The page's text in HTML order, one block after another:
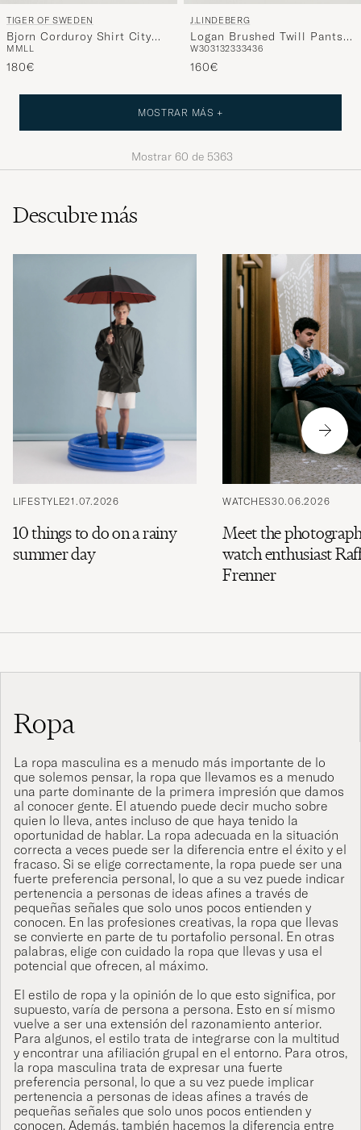
TIGER OF SWEDEN
Bjorn Corduroy Shirt City
Green
M MLL
180€
J.LINDEBERG
Logan Brushed Twill Pants
JL Navy
W303132333436
160€
MOSTRAR MÁS +
Mostrar 60 de 5363
Descubre más
LIFESTYLE21.07.2026
10 things to do on a rainy
summer day
WATCHES30.06.2026
Meet the
watch enthusiast
Frenner
Ropa
La ropa masculina es a menudo más importante de lo
que solemos pensar, la ropa que llevamos es a menudo
una parte dominante de la primera impresión que damos
al conocer gente. El atuendo puede decir mucho sobre
quien lo lleva, antes incluso de que haya tenido la
oportunidad de hablar. La ropa adecuada en la situación
correcta a veces puede ser la diferencia entre el éxito y el
fracaso. Si se elige correctamente, la ropa puede ser una
fuerte preferencia personal, lo que a su vez puede indicar
pertenencia a personas de ideas afines a través de
pequeñas señales que solo unos pocos entienden y
conocen. En las profesiones creativas, la ropa que llevas
se convierte en parte de tu portafolio personal. En otras
palabras, elige con cuidado la ropa que llevas y usa el
potencial que ofrecen, al máximo.
El estilo de ropa y la opinión de lo que esto significa, por
supuesto, varía de persona a persona. Esto en sí mismo
vuelve a ser una extensión del razonamiento anterior.
Para algunos, el estilo trata de integrarse con la multitud
y encontrar una afiliación grupal en el entorno. Para otros,
la ropa masculina trata de expresar una fuerte
preferencia personal, lo que a su vez puede implicar
pertenencia a personas de ideas afines a través de
pequeñas señales que solo unos pocos entienden y
conocen. Además, también hacemos la diferencia entre